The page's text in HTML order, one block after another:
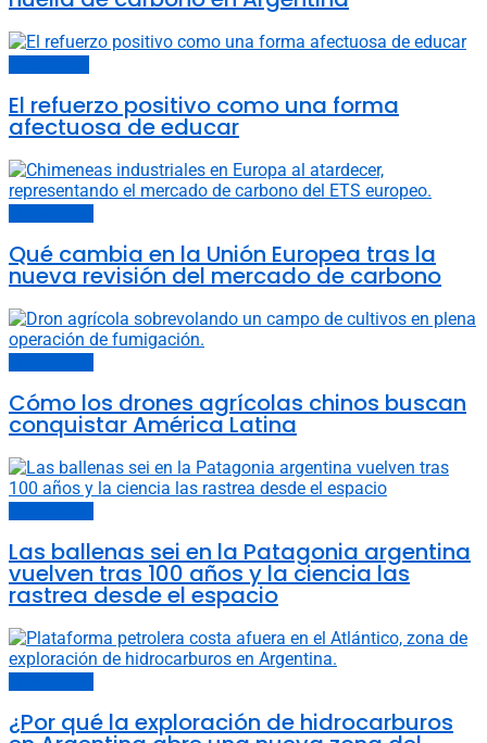
El refuerzo positivo como una forma
afectuosa de educar
Qué cambia en la Unión Europea tras la
nueva revisión del mercado de carbono
Cómo los drones agrícolas chinos buscan
conquistar América Latina
Las ballenas sei en la Patagonia argentina
vuelven tras 100 años y la ciencia las
rastrea desde el espacio
¿Por qué la exploración de hidrocarburos